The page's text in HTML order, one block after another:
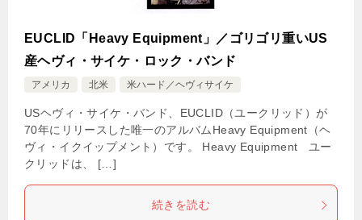
EUCLID「Heavy Equipment」／ゴリゴリ重いUS
産ヘヴィ・サイケ・ロック・バンド
アメリカ 北米 米ハード／ヘヴィサイケ
USヘヴィ・サイケ・バンド、EUCLID（ユークリッド）が
70年にリリースした唯一のアルバムHeavy Equipment（ヘ
ヴィ・イクイップメント）です。 Heavy Equipment ユー
クリッドは、 […]
続きを読む